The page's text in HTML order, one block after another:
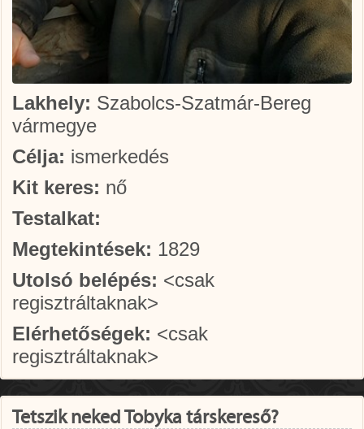
Lakhely: Szabolcs-Szatmár-Bereg
vármegye
Célja: ismerkedés
Kit keres: nő
Testalkat:
Megtekintések: 1829
Utolsó belépés: <csak
regisztráltaknak>
Elérhetőségek: <csak
regisztráltaknak>
Tetszik neked Tobyka társkereső?